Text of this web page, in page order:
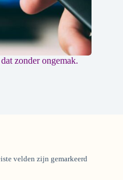
zonder ongemak.
velden zijn gemarkeerd